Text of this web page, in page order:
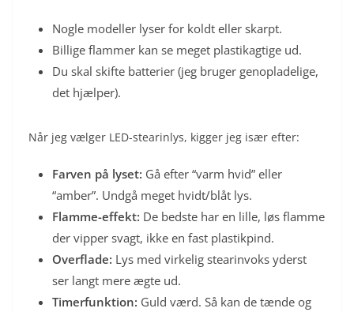
Nogle modeller lyser for koldt eller skarpt.
Billige flammer kan se meget plastikagtige ud.
Du skal skifte batterier (jeg bruger genopladelige,
det hjælper).
Når jeg vælger LED-stearinlys, kigger jeg især efter:
Farven på lyset: Gå efter “varm hvid” eller
“amber”. Undgå meget hvidt/blåt lys.
Flamme-effekt: De bedste har en lille, løs flamme
der vipper svagt, ikke en fast plastikpind.
Overflade: Lys med virkelig stearinvoks yderst
ser langt mere ægte ud.
Timerfunktion: Guld værd. Så kan de tænde og